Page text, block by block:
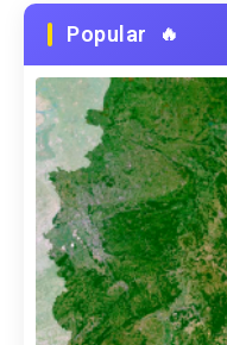
Popular